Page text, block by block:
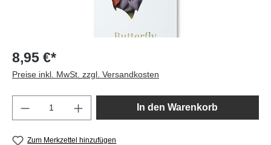
8,95 €*
Preise inkl. MwSt. zzgl. Versandkosten
Produkt Anzahl: Gib den gewünschten
In den Warenkorb
Zum Merkzettel hinzufügen